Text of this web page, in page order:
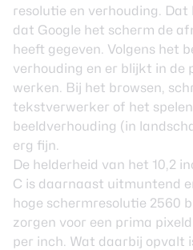
resolutie en verhouding.
dat Google het scherm de
heeft gegeven. Volgens het
verhouding en er blijkt in de
werken. Bij het browsen,
tekstverwerker of het
beeldverhouding (in
erg fijn.
De helderheid van het 10,2
C is daarnaast uitmuntend
hoge schermresolutie 2560
zorgen voor een prima
per inch. Wat daarbij opvalt